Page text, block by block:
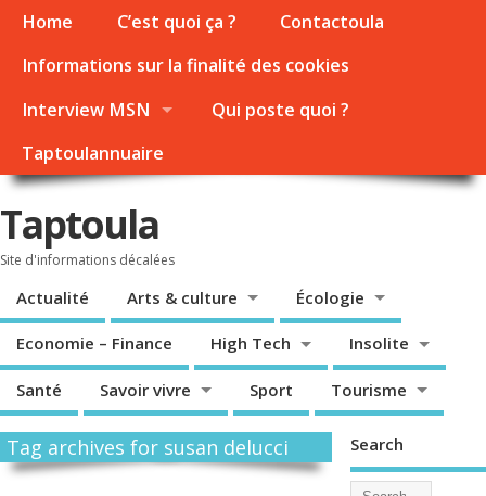
Home C’est quoi ça ?
Contactoula
Informations sur la finalité des cookies
Interview MSN
Qui poste quoi ?
Taptoulannuaire
Taptoula
Site d'informations décalées
Actualité Arts & culture Écologie
Economie – Finance High Tech Insolite
Santé Savoir vivre Sport Tourisme
Tag archives for susan delucci Search